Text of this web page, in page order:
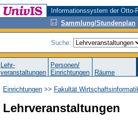
Informationssystem der
Sammlung/Stundenplan
Suche:
Lehr-
veranstaltungen
Personen/
Einrichtungen
Räume
Einrichtungen >> Fakultät
Lehrveranstaltungen